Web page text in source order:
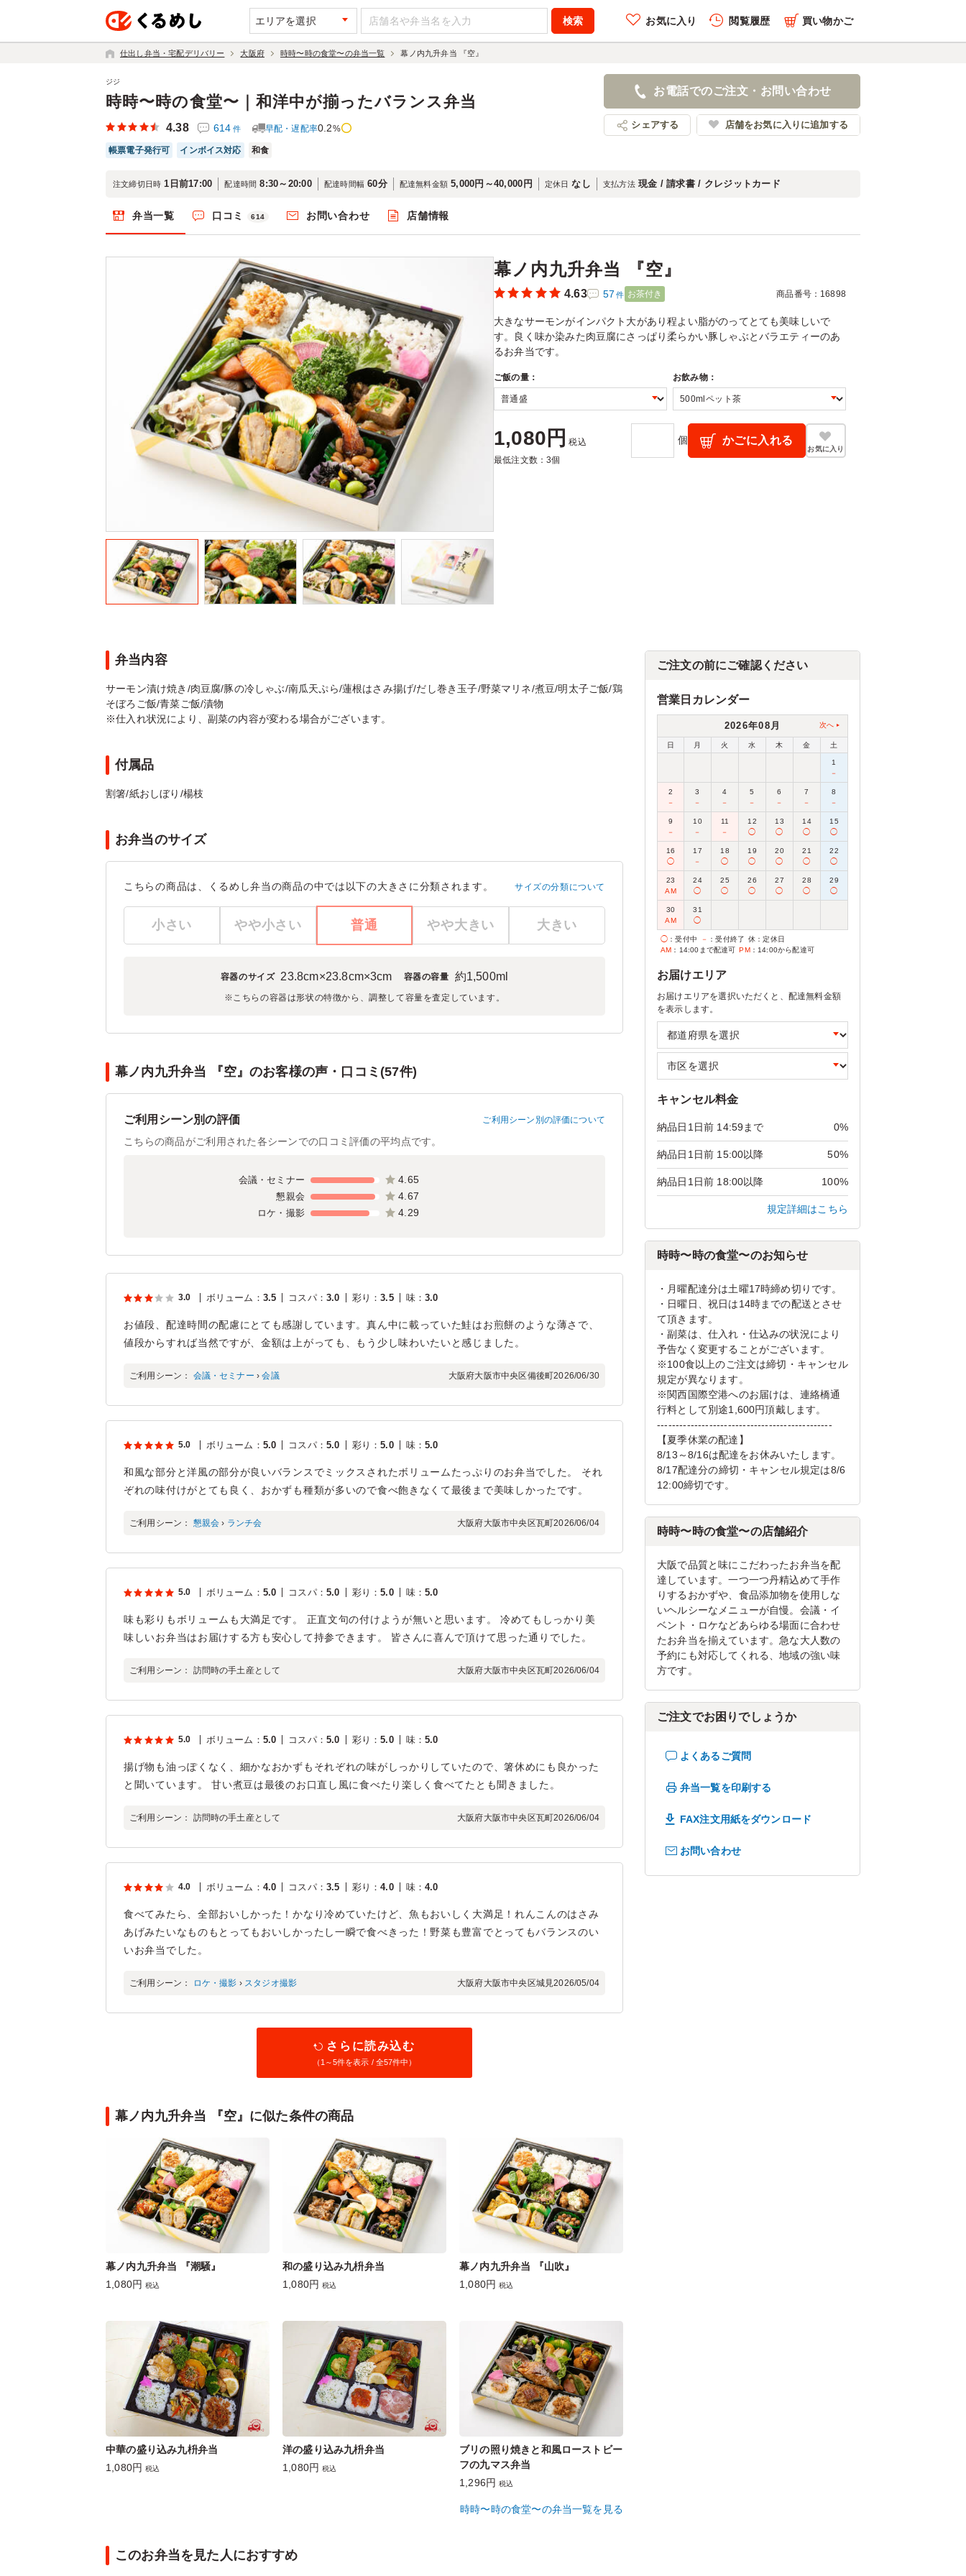
エリアを選択 お気に入り 閲覧履歴
履歴を全件削除する
店舗名：時時〜時の食堂〜
買い物かご
仕出し弁当・宅配デリバリー 大阪府 時時〜時の食堂〜の弁当一覧 幕ノ内九升弁当 『空』
時時〜時の食堂〜｜和洋中が揃ったバランス弁当
ジジ
4.38 614 件 早配・遅配率0.2%
帳票電子発行可 インボイス対応 和食
お電話でのご注文・お問い合わせ
シェアする 店舗をお気に入りに追加する
注文締切日時 1日前17:00 配達時間 8:30～20:00 配達時間幅 60分 配達無料金額 5,000円～40,000円 定休日 なし 支払方法 現金 / 請求書 / クレジットカード
弁当一覧 口コミ 614 お問い合わせ 店舗情報
幕ノ内九升弁当 『空』
4.63 57 件 お茶付き 商品番号：16898
大きなサーモンがインパクト大があり程よい脂がのってとても美味しいで
す。良く味か染みた肉豆腐にさっぱり柔らかい豚しゃぶとバラエティーのあ
るお弁当です。
ご飯の量： お飲み物：
1,080円 税込
最低注文数：3個
個 かごに入れる
お気に入り
弁当内容
サーモン漬け焼き/肉豆腐/豚の冷しゃぶ/南瓜天ぷら/蓮根はさみ揚げ/だし巻き玉子/野菜マリネ/煮豆/明太子ご飯/鶏
そぼろご飯/青菜ご飯/漬物
※仕入れ状況により、副菜の内容が変わる場合がございます。
付属品
割箸/紙おしぼり/楊枝
お弁当のサイズ
こちらの商品は、くるめし弁当の商品の中では以下の大きさに分類されます。 サイズの分類について
小さい やや小さい 普通 やや大きい 大きい
容器のサイズ 23.8cm×23.8cm×3cm 容器の容量 約1,500ml
※こちらの容器は形状の特徴から、調整して容量を査定しています。
幕ノ内九升弁当 『空』のお客様の声・口コミ(57件)
ご利用シーン別の評価 ご利用シーン別の評価について
こちらの商品がご利用された各シーンでの口コミ評価の平均点です。
会議・セミナー 4.65
懇親会 4.67
ロケ・撮影 4.29
3.0 ボリューム ： 3.5 コスパ： 3.0 彩り ：3.5 味：3.0
お値段、配達時間の配慮にとても感謝しています。真ん中に載っていた鮭はお煎餅のような薄さで、
値段からすれば当然ですが、金額は上がっても、もう少し味わいたいと感じました。
ご利用シーン： 会議・セミナー ›会議 大阪府大阪市中央区備後町2026/06/30
5.0 ボリューム ： 5.0 コスパ： 5.0 彩り ：5.0 味：5.0
和風な部分と洋風の部分が良いバランスでミックスされたボリュームたっぷりのお弁当でした。 それ
ぞれの味付けがとても良く、おかずも種類が多いので食べ飽きなくて最後まで美味しかったです。
ご利用シーン： 懇親会 › ランチ会 大阪府大阪市中央区瓦町2026/06/04
5.0 ボリューム ： 5.0 コスパ： 5.0 彩り ：5.0 味：5.0
味も彩りもボリュームも大満足です。 正直文句の付けようが無いと思います。 冷めてもしっかり美
味しいお弁当はお届けする方も安心して持参できます。 皆さんに喜んで頂けて思った通りでした。
ご利用シーン： 訪問時の手土産として 大阪府大阪市中央区瓦町2026/06/04
5.0 ボリューム ： 5.0 コスパ： 5.0 彩り ：5.0 味：5.0
揚げ物も油っぽくなく、細かなおかずもそれぞれの味がしっかりしていたので、箸休めにも良かった
と聞いています。 甘い煮豆は最後のお口直し風に食べたり楽しく食べてたとも聞きました。
ご利用シーン： 訪問時の手土産として 大阪府大阪市中央区瓦町2026/06/04
4.0 ボリューム ： 4.0 コスパ： 3.5 彩り ：4.0 味：4.0
食べてみたら、全部おいしかった！かなり冷めていたけど、魚もおいしく大満足！れんこんのはさみ
あげみたいなものもとってもおいしかったし一瞬で食べきった！野菜も豊富でとってもバランスのい
いお弁当でした。
ご利用シーン： ロケ・撮影 › スタジオ撮影 大阪府大阪市中央区城見2026/05/04
さらに読み込む
（1～5件を表示 / 全57件中）
幕ノ内九升弁当 『空』に似た条件の商品
幕ノ内九升弁当 『潮騒』
1,080円 税込
和の盛り込み九枡弁当
1,080円 税込
幕ノ内九升弁当 『山吹』
1,080円 税込
中華の盛り込み九枡弁当
1,080円 税込
洋の盛り込み九枡弁当
1,080円 税込
ブリの照り焼きと和風ローストビー
フの九マス弁当
1,296円 税込
時時〜時の食堂〜の弁当一覧を見る
このお弁当を見た人におすすめ
ご注文の前にご確認ください
営業日カレンダー
2026年08月 次へ
日 月 火 水 木 金 土
1
－
2
－
3
－
4
－
5
－
6
－
7
－
8
－
9
－
10
－
11
－
12
◯
13
◯
14
◯
15
◯
16
◯
17
－
18
◯
19
◯
20
◯
21
◯
22
◯
23
AM
24
◯
25
◯
26
◯
27
◯
28
◯
29
◯
30
AM
31
◯
◯ ：受付中 － ：受付終了 休 ：定休日
AM ：14:00まで配達可 PM：14:00から配達可
お届けエリア
お届けエリアを選択いただくと、配達無料金額
を表示します。
キャンセル料金
納品日1日前 14:59まで 0%
納品日1日前 15:00以降 50%
納品日1日前 18:00以降 100%
規定詳細はこちら
時時〜時の食堂〜のお知らせ
・月曜配達分は土曜17時締め切りです。
・日曜日、祝日は14時までの配送とさせ
て頂きます。
・副菜は、仕入れ・仕込みの状況により
予告なく変更することがございます。
※100食以上のご注文は締切・キャンセル
規定が異なります。
※関西国際空港へのお届けは、連絡橋通
行料として別途1,600円頂戴します。
-----------------------------------------------
【夏季休業の配達】
8/13～8/16は配達をお休みいたします。
8/17配達分の締切・キャンセル規定は8/6
12:00締切です。
時時〜時の食堂〜の店舗紹介
大阪で品質と味にこだわったお弁当を配
達しています。一つ一つ丹精込めて手作
りするおかずや、食品添加物を使用しな
いヘルシーなメニューが自慢。会議・イ
ベント・ロケなどあらゆる場面に合わせ
たお弁当を揃えています。急な大人数の
予約にも対応してくれる、地域の強い味
方です。
ご注文でお困りでしょうか
よくあるご質問
弁当一覧を印刷する
FAX注文用紙をダウンロード
お問い合わせ